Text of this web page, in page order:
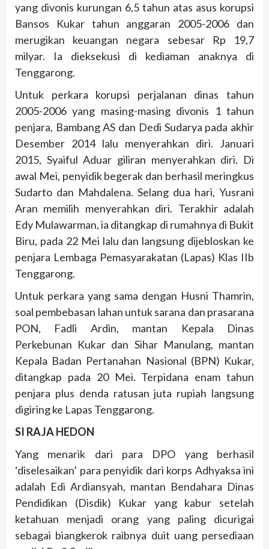
yang divonis kurungan 6,5 tahun atas asus korupsi
Bansos Kukar tahun anggaran 2005-2006 dan
merugikan keuangan negara sebesar Rp 19,7
milyar. Ia dieksekusi di kediaman anaknya di
Tenggarong.
Untuk perkara korupsi perjalanan dinas tahun
2005-2006 yang masing-masing divonis 1 tahun
penjara, Bambang AS dan Dedi Sudarya pada akhir
Desember 2014 lalu menyerahkan diri. Januari
2015, Syaiful Aduar giliran menyerahkan diri. Di
awal Mei, penyidik begerak dan berhasil meringkus
Sudarto dan Mahdalena. Selang dua hari, Yusrani
Aran memilih menyerahkan diri. Terakhir adalah
Edy Mulawarman, ia ditangkap di rumahnya di Bukit
Biru, pada 22 Mei lalu dan langsung dijebloskan ke
penjara Lembaga Pemasyarakatan (Lapas) Klas IIb
Tenggarong.
Untuk perkara yang sama dengan Husni Thamrin,
soal pembebasan lahan untuk sarana dan prasarana
PON, Fadli Ardin, mantan Kepala Dinas
Perkebunan Kukar dan Sihar Manulang, mantan
Kepala Badan Pertanahan Nasional (BPN) Kukar,
ditangkap pada 20 Mei. Terpidana enam tahun
penjara plus denda ratusan juta rupiah langsung
digiring ke Lapas Tenggarong.
SI RAJA HEDON
Yang menarik dari para DPO yang berhasil
‘diselesaikan’ para penyidik dari korps Adhyaksa ini
adalah Edi Ardiansyah, mantan Bendahara Dinas
Pendidikan (Disdik) Kukar yang kabur setelah
ketahuan menjadi orang yang paling dicurigai
sebagai biangkerok raibnya duit uang persediaan